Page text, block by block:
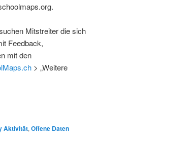
Mitstreiter die sich
Feedback,
mit den
> „Weitere
Aktivität, Offene Daten